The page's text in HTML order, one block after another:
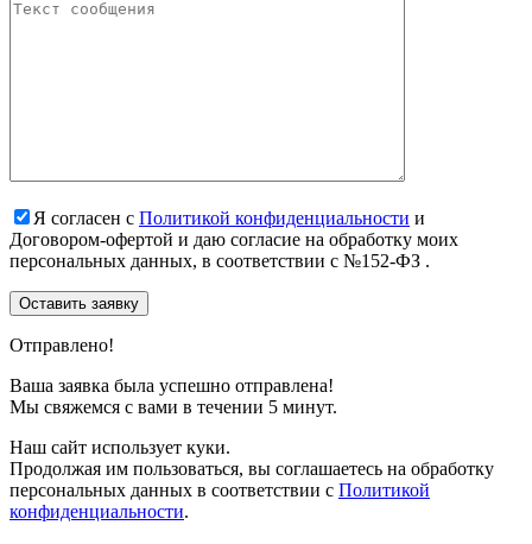
Я согласен с Политикой конфиденциальности и
Договором-офертой и даю согласие на обработку моих
персональных данных, в соответствии с №152-ФЗ .
Отправлено!
Ваша заявка была успешно отправлена!
Мы свяжемся с вами в течении 5 минут.
Наш сайт использует куки.
Продолжая им пользоваться, вы соглашаетесь на обработку
персональных данных в соответствии с Политикой
конфиденциальности.